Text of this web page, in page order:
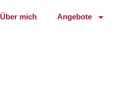
Über mich Angebote